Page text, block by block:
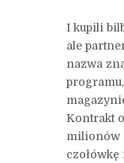
I kupili
ale
nazwa
Kontrakt
milionów
czołówkę